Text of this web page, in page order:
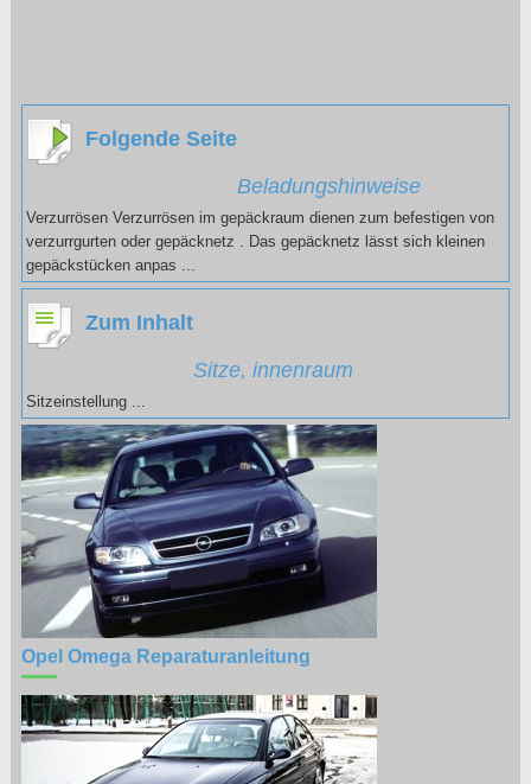
Folgende Seite
Beladungshinweise
Verzurrösen Verzurrösen im gepäckraum dienen zum befestigen von
verzurrgurten oder gepäcknetz . Das gepäcknetz lässt sich kleinen
gepäckstücken anpas ...
Zum Inhalt
Sitze, innenraum
Sitzeinstellung ...
Opel Omega Reparaturanleitung